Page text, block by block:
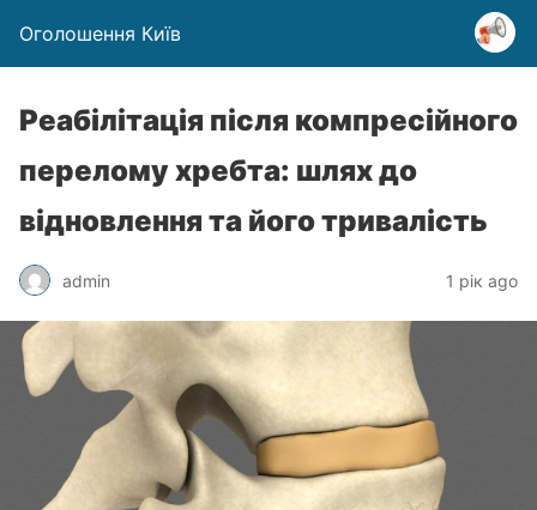
Оголошення Київ
Реабілітація після компресійного
перелому хребта: шлях до
відновлення та його тривалість
admin 1 рік ago